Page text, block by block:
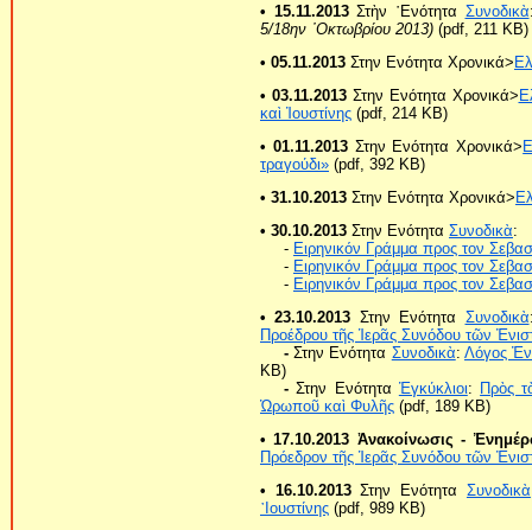
• 15.11.2013Στὴν ῾Ενότητα Συνοδικὰ
5/18ην ᾿Οκτωβρίου 2013) (pdf, 211 KB)
• 05.11.2013 Στην Ενότητα Χρονικά>
• 03.11.2013Στην Ενότητα Χρονικά>
καὶ Ἰουστίνης (pdf, 214 KB)
• 01.11.2013Στην Ενότητα Χρονικά>
τραγούδι» (pdf, 392 KB)
• 31.10.2013 Στην Ενότητα Χρονικά>
• 30.10.2013 Στην Ενότητα Συνοδικὰ:
- Ειρηνικόν Γράμμα προς τον
- Ειρηνικόν Γράμμα προς τον
- Ειρηνικόν Γράμμα προς τον
• 23.10.2013 Στην Ενότητα Συνοδικὰ
Προέδρου τῆς Ἱερᾶς Συνόδου τῶν
-Στην Ενότητα Συνοδικὰ: Λόγος
KB)
-Στην Ενότητα Ἐγκύκλιοι: Πρὸς
Ὠρωποῦ καὶ Φυλῆς (pdf, 189 KB)
• 17.10.2013 Ἀνακοίνωσις -
Πρόεδρον τῆς Ἱερᾶς Συνόδου τῶν
• 16.10.2013Στην Ενότητα Συνοδικὰ
᾿Ιουστίνης (pdf, 989 KB)